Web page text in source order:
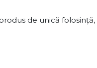
de unică